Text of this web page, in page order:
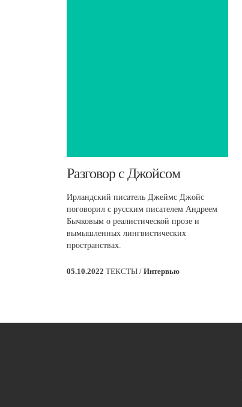
​Разговор с Джойсом
Ирландский писатель Джеймс Джойс
поговорил с русским писателем Андреем
Бычковым о реалистической прозе и
вымышленных лингвистических
пространствах.
05.10.2022 ТЕКСТЫ / Интервью